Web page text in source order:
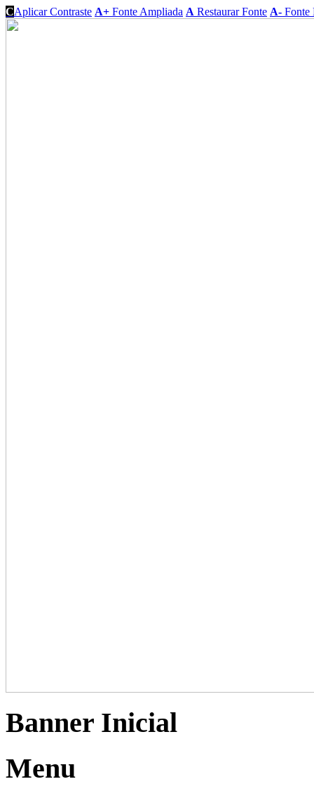
CAplicar Contraste A+ Fonte Ampliada A Restaurar Fonte A- Fonte
Banner Inicial
Menu